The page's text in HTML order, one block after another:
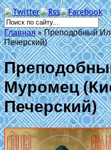
Главная »Преподобный
Печерский)
Муромец
Печерский)